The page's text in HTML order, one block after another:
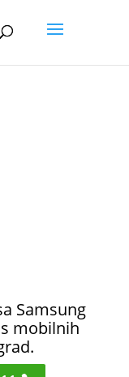
Samsung
mobilnih